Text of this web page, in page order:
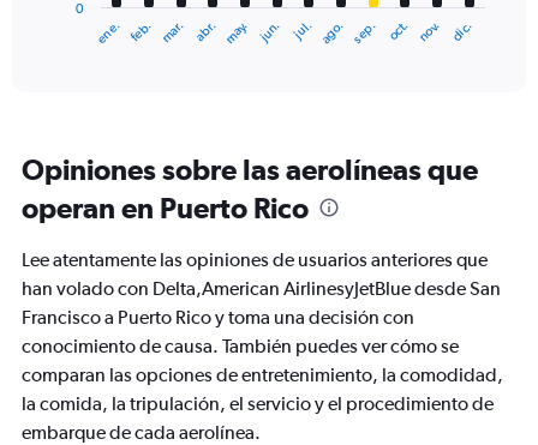
categories.
chart
1
Y
axis
values.
Range:
0
to
ene. feb. mar. abr. may. jun. jul. ago. sep. oct. nov. dic.
0
Opiniones sobre las aerolíneas que
operan en Puerto Rico
Lee atentamente las opiniones de usuarios anteriores que
han volado con Delta,American AirlinesyJetBlue desde San
Francisco a Puerto Rico y toma una decisión con
conocimiento de causa. También puedes ver cómo se
comparan las opciones de entretenimiento, la comodidad,
la comida, la tripulación, el servicio y el procedimiento de
embarque de cada aerolínea.